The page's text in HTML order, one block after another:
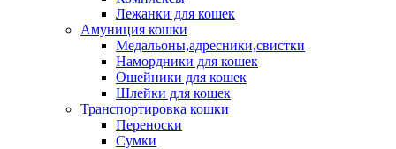
Лежанки для кошек
Амуниция кошки
Медальоны,адресники,свистки
Намордники для кошек
Ошейники для кошек
Шлейки для кошек
Транспортировка кошки
Переноски
Сумки